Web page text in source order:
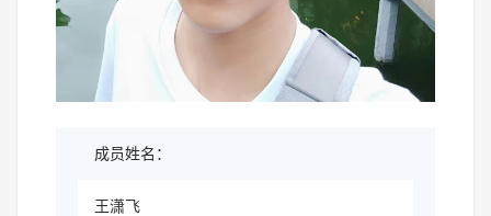
成员姓名：
王潇飞